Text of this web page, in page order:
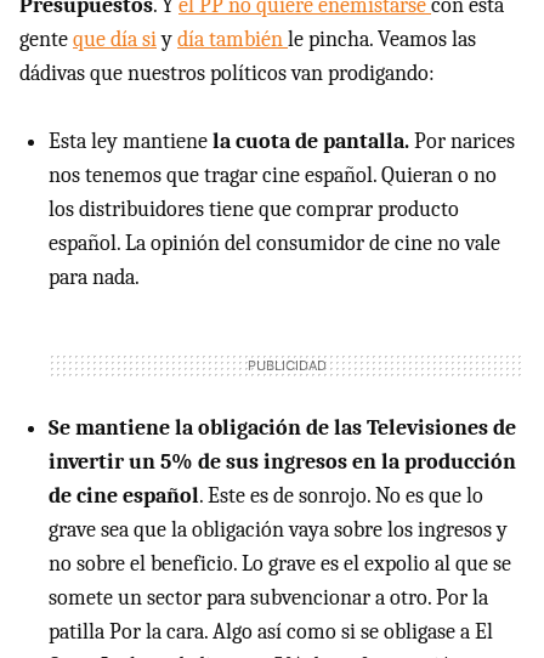
Presupuestos. Yel PP no quiere enemistarsecon esta
genteque día siydía tambiénle pincha. Veamos las
dádivas que nuestros políticos van prodigando:
Esta ley mantienela cuota de pantalla.Por narices
nos tenemos que tragar cine español. Quieran o no
los distribuidores tiene que comprar producto
español. La opinión del consumidor de cine no vale
para nada.
Se mantiene la obligación de las Televisiones de
invertir un 5% de sus ingresos en la producción
de cine español. Este es de sonrojo. No es que lo
grave sea que la obligación vaya sobre los ingresos y
no sobre el beneficio. Lo grave es el expolio al que se
somete un sector para subvencionar a otro. Por la
patilla Por la cara. Algo así como si se obligase a El